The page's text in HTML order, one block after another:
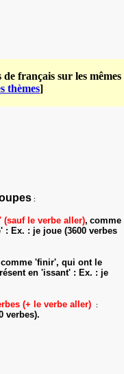
français sur les mêmes
thèmes]
:
le verbe aller), comme
: Ex. : je joue (3600 verbes
comme 'finir', qui ont le
en 'issant' : Ex. : je
(+ le verbe aller) :
verbes).